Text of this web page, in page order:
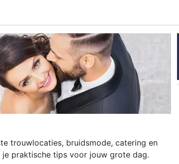
trouwlocaties, bruidsmode, catering en
praktische tips voor jouw grote dag.